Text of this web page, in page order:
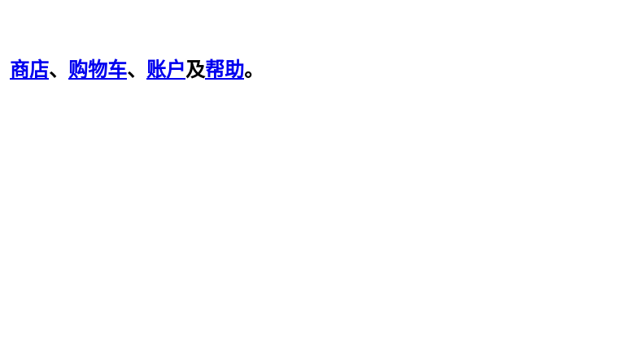
商店、 购物车、 账户及帮助。